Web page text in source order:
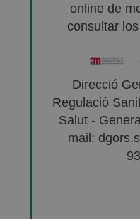
online de
consultar
Direcció
Regulació
Salut -
mail: